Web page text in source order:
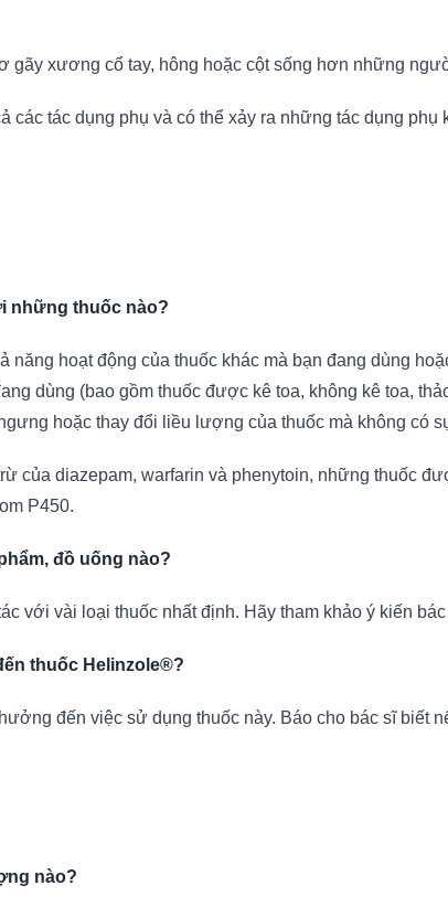
gãy xương cổ tay, hông hoặc cột sống hơn những
các tác dụng phụ và có thể xảy ra những tác dụng
những thuốc nào?
năng hoạt động của thuốc khác mà bạn đang dùng
dùng (bao gồm thuốc được kê toa, không kê toa,
hoặc thay đổi liều lượng của thuốc mà không có
của diazepam, warfarin và phenytoin, những thuốc
P450.
đồ uống nào?
với vài loại thuốc nhất định. Hãy tham khảo ý kiến
thuốc Helinzole®?
đến việc sử dụng thuốc này. Báo cho bác sĩ biết
nào?